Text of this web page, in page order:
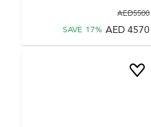
5500
AED
4570
AED
SAVE 17%